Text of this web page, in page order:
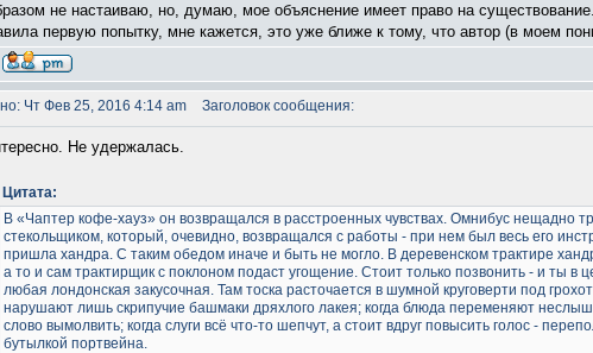
не настаиваю, но, думаю, мое объяснение имеет право на
первую попытку, мне кажется, это уже ближе к тому, что автор (в моем
Чт Фев 25, 2016 4:14 am Заголовок сообщения:
Не удержалась.
Цитата:
В «Чаптер кофе-хауз» он возвращался в расстроенных чувствах. Омнибус нещадно
стекольщиком, который, очевидно, возвращался с работы - при нем был весь его
пришла хандра. С таким обедом иначе и быть не могло. В деревенском трактире
а то и сам трактирщик с поклоном подаст угощение. Стоит только позвонить - и ты в
любая лондонская закусочная. Там тоска расточается в шумной круговерти под
нарушают лишь скрипучие башмаки дряхлого лакея; когда блюда переменяют
слово вымолвить; когда слуги всё что-то шепчут, а стоит вдруг повысить голос -
бутылкой портвейна.